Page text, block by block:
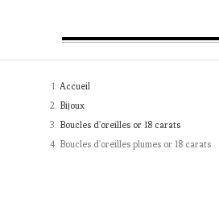
Accueil
Bijoux
Boucles d'oreilles or 18 carats
Boucles d'oreilles plumes or 18 carats